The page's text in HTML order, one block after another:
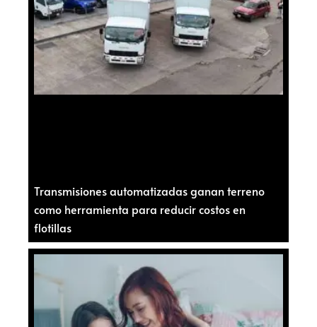
Transmisiones automatizadas ganan terreno
como herramienta para reducir costos en
flotillas